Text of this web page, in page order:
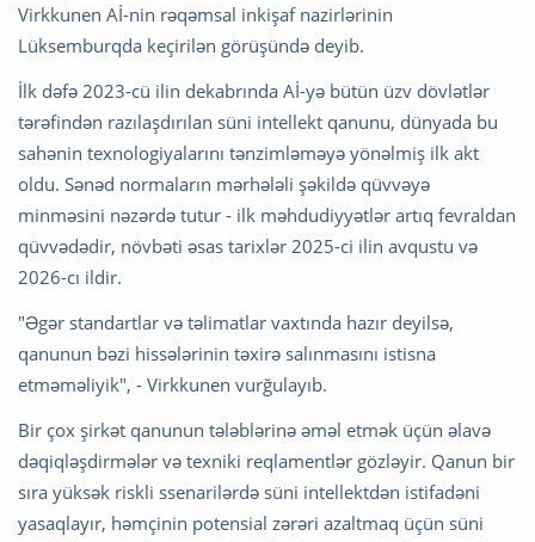
Virkkunen Aİ-nin rəqəmsal inkişaf nazirlərinin
Lüksemburqda keçirilən görüşündə deyib.
İlk dəfə 2023-cü ilin dekabrında Aİ-yə bütün üzv dövlətlər
tərəfindən razılaşdırılan süni intellekt qanunu, dünyada bu
sahənin texnologiyalarını tənzimləməyə yönəlmiş ilk akt
oldu. Sənəd normaların mərhələli şəkildə qüvvəyə
minməsini nəzərdə tutur - ilk məhdudiyyətlər artıq fevraldan
qüvvədədir, növbəti əsas tarixlər 2025-ci ilin avqustu və
2026-cı ildir.
"Əgər standartlar və təlimatlar vaxtında hazır deyilsə,
qanunun bəzi hissələrinin təxirə salınmasını istisna
etməməliyik", - Virkkunen vurğulayıb.
Bir çox şirkət qanunun tələblərinə əməl etmək üçün əlavə
dəqiqləşdirmələr və texniki reqlamentlər gözləyir. Qanun bir
sıra yüksək riskli ssenarilərdə süni intellektdən istifadəni
yasaqlayır, həmçinin potensial zərəri azaltmaq üçün süni